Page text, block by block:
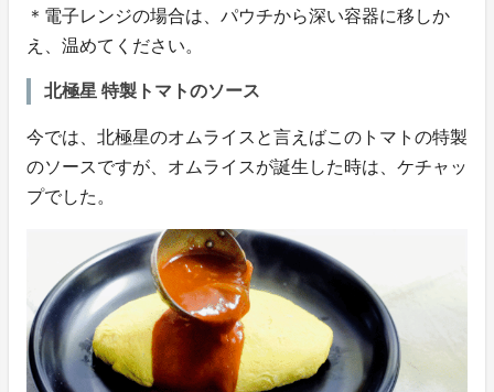
＊電子レンジの場合は、パウチから深い容器に移しか
え、温めてください。
北極星 特製トマトのソース
今では、北極星のオムライスと言えばこのトマトの特製
のソースですが、オムライスが誕生した時は、ケチャッ
プでした。